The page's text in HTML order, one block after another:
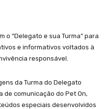
o “Delegato e sua Turma” para
e informativos voltados à
responsável.
da Turma do Delegato
de comunicação do Pet On,
especiais desenvolvidos